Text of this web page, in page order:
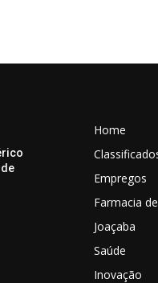
Home
Empregos
Farmacia
Joaçaba
Saúde
Inovação